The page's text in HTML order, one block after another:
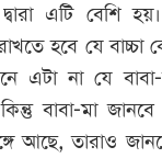
এটি বেশি
হবে যে বাচ্চা
এটা না যে
বাবা-মা
আছে, তারাও